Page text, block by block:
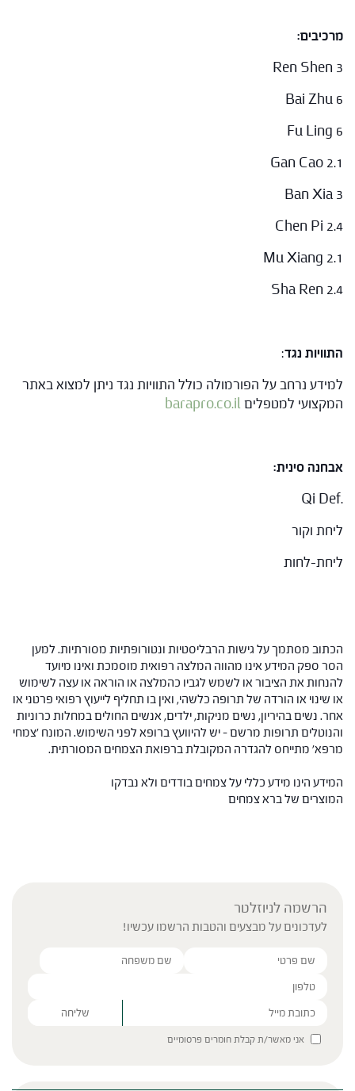
מרכיבים:
Ren Shen 3
Bai Zhu 6
Fu Ling 6
Gan Cao 2.1
Ban Xia 3
Chen Pi 2.4
Mu Xiang 2.1
Sha Ren 2.4
התוויות נגד:
למידע נרחב על הפורמולה כולל התוויות נגד ניתן למצוא באתר
המקצועי למטפליםbarapro.co.il
אבחנה סינית:
.Qi Def
ליחת וקור
ליחת-לחות
הכתוב מסתמך על גישות הרבליסטיות ונטורופתיות מסורתיות. למען
הסר ספק המידע אינו מהווה המלצה רפואית מוסמכת ואינו מיועד
להנחות את הציבור או לשמש לגביו כהמלצה או הוראה או עצה לשימוש
או שינוי או הורדה של תרופה כלשהי, ואין בו תחליף לייעוץ רפואי פרטני או
אחר. נשים בהיריון, נשים מניקות, ילדים, אנשים החולים במחלות כרוניות
והנוטלים תרופות מרשם – יש להיוועץ ברופא לפני השימוש. המונח 'צמחי
מרפא' מתייחס להגדרה המקובלת ברפואת הצמחים המסורתית.
המידע הינו מידע כללי על צמחים בודדים ולא נבדקו
המוצרים של ברא צמחים
הרשמה לניוזלטר
לעדכונים על מבצעים והטבות הרשמו עכשיו!
Please leave this field empty.
אני מאשר/ת קבלת חומרים פרסומיים